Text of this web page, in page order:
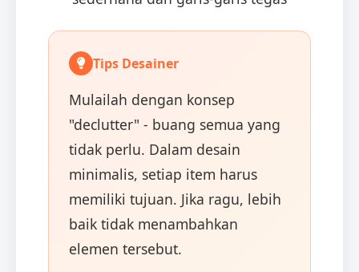
Tips Desainer
Mulailah dengan konsep
"declutter" - buang semua yang
tidak perlu. Dalam desain
minimalis, setiap item harus
memiliki tujuan. Jika ragu, lebih
baik tidak menambahkan
elemen tersebut.